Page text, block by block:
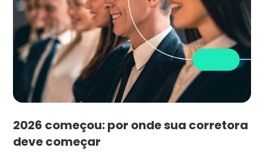
2026 começou: por onde sua corretora
deve começar